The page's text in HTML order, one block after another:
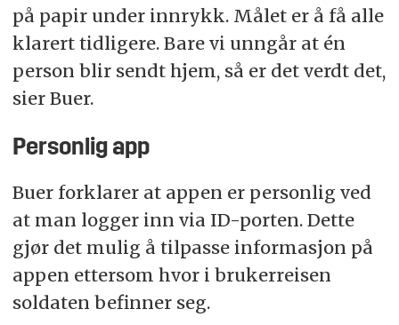
på papir under innrykk. Målet er å få alle
klarert tidligere. Bare vi unngår at én
person blir sendt hjem, så er det verdt det,
sier Buer.
Personlig app
Buer forklarer at appen er personlig ved
at man logger inn via ID-porten. Dette
gjør det mulig å tilpasse informasjon på
appen ettersom hvor i brukerreisen
soldaten befinner seg.